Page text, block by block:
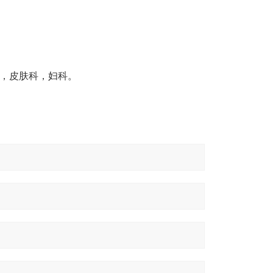
皮肤科，妇科。